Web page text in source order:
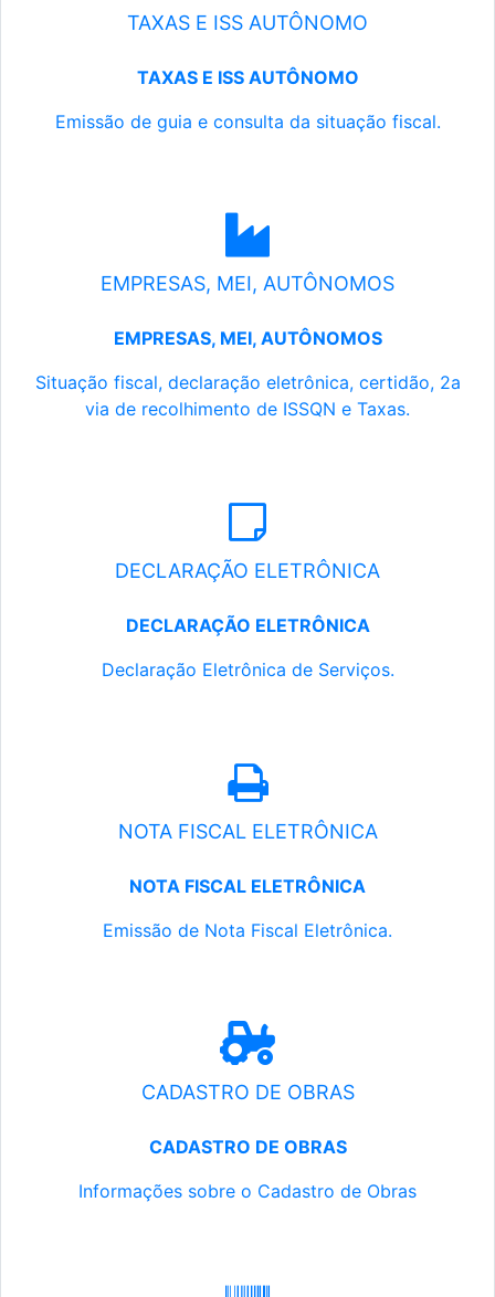
TAXAS E ISS AUTÔNOMO
TAXAS E ISS AUTÔNOMO
Emissão de guia e consulta da situação fiscal.
EMPRESAS, MEI, AUTÔNOMOS
EMPRESAS, MEI, AUTÔNOMOS
Situação fiscal, declaração eletrônica, certidão, 2a
via de recolhimento de ISSQN e Taxas.
DECLARAÇÃO ELETRÔNICA
DECLARAÇÃO ELETRÔNICA
Declaração Eletrônica de Serviços.
NOTA FISCAL ELETRÔNICA
NOTA FISCAL ELETRÔNICA
Emissão de Nota Fiscal Eletrônica.
CADASTRO DE OBRAS
CADASTRO DE OBRAS
Informações sobre o Cadastro de Obras